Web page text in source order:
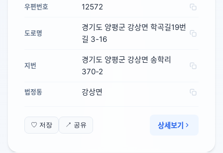
우편번호 12572
도로명
경기도 양평군 강상면 학곡길19번
길 3-16
지번
경기도 양평군 강상면 송학리
370-2
법정동 강상면
♡ 저장 ↗ 공유 상세보기